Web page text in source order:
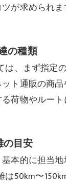
が求められ
の種類
は、まず指定
ト通販の商
荷物やルー
目安
本的に担当
は50km〜